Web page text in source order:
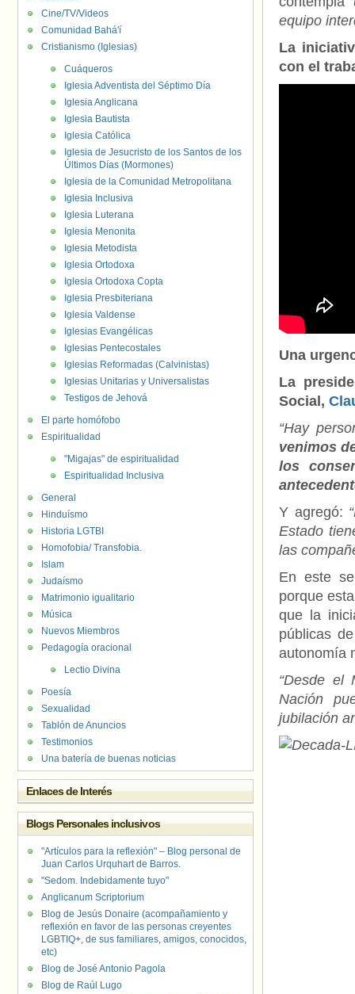
equipo
La
con el
Una
La
Social,
“Hay
venimos
los
Y agregó:
Estado
las
En este
porque
que la
públicas
autonomía
“Desde el
Nación
jubilación
Cine/TV/Videos
Comunidad Bahá'í
Cristianismo (Iglesias)
Cuáqueros
Iglesia Adventista del Séptimo Día
Iglesia Anglicana
Iglesia Bautista
Iglesia Católica
Iglesia de Jesucristo de los Santos de los
Últimos Días (Mormones)
Iglesia de la Comunidad Metropolitana
Iglesia Inclusiva
Iglesia Luterana
Iglesia Menonita
Iglesia Metodista
Iglesia Ortodoxa
Iglesia Ortodoxa Copta
Iglesia Presbiteriana
Iglesia Valdense
Iglesias Evangélicas
Iglesias Pentecostales
Iglesias Reformadas (Calvinistas)
Iglesias Unitarias y Universalistas
Testigos de Jehová
El parte homófobo
Espiritualidad
"Migajas" de espiritualidad
Espiritualidad Inclusiva
General
Hinduísmo
Historia LGTBI
Homofobia/ Transfobia.
Islam
Judaísmo
Matrimonio igualitario
Música
Nuevos Miembros
Pedagogía oracional
Lectio Divina
Poesía
Sexualidad
Tablón de Anuncios
Testimonios
Una batería de buenas noticias
Enlaces de Interés
Blogs Personales inclusivos
"Artículos para la reflexión" – Blog personal de
Juan Carlos Urquhart de Barros.
"Sedom. Indebidamente tuyo"
Anglicanum Scriptorium
Blog de Jesús Donaire (acompañamiento y
reflexión en favor de las personas creyentes
LGBTIQ+, de sus familiares, amigos, conocidos,
etc)
Blog de José Antonio Pagola
Blog de Raúl Lugo